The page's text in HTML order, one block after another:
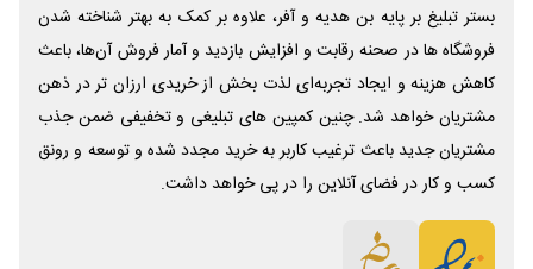
بستر تبلیغ بر پایه بن هدیه و آفر، علاوه بر کمک به بهتر شناخته شدن
فروشگاه ها در صحنه رقابت و افزایش بازدید و آمار فروش آن‌ها، باعث
کاهش هزینه و ایجاد تجربه‌ای لذت بخش از خریدی ارزان تر در ذهن
مشتریان خواهد شد. چنین کمپین های تبلیغی و تخفیفی ضمن جذب
مشتریان جدید باعث ترغیب کاربر به خرید مجدد شده و توسعه و رونق
کسب و کار در فضای آنلاین را در پی خواهد داشت.